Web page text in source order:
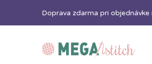
Doprava zdarma pri